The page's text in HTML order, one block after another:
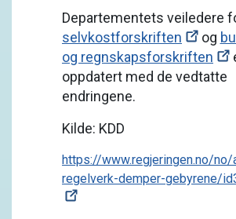
Departementets veiledere
selvkostforskriften
og
og regnskapsforskriften
oppdatert med de vedtatte
endringene.
Kilde: KDD
https://www.regjeringen.no/
regelverk-demper-gebyrene/